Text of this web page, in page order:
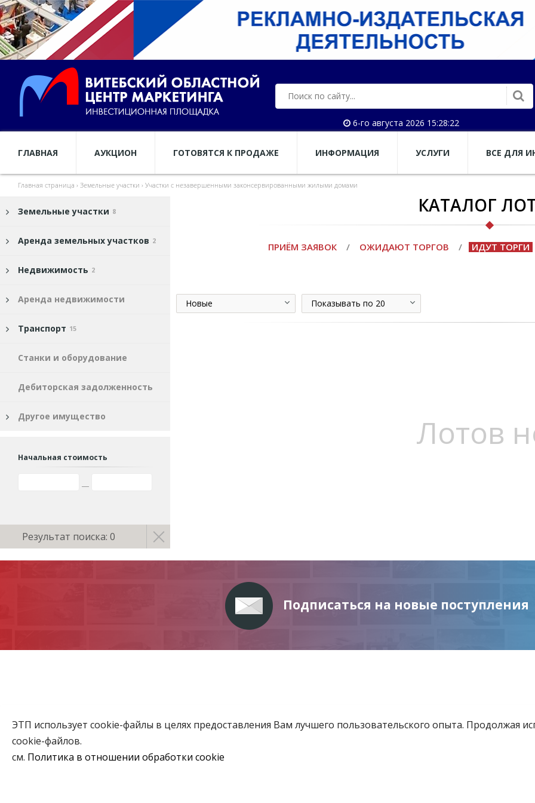
6-го августа 2026 15:28:22
ГЛАВНАЯ АУКЦИОН ГОТОВЯТСЯ К ПРОДАЖЕ ИНФОРМАЦИЯ УСЛУГИ ВСЕ ДЛЯ
Главная страница › Земельные участки › Участки с незавершенными законсервированными жилыми домами
Земельные участки 8
Аренда земельных участков 2
Недвижимость 2
Аренда недвижимости
Транспорт 15
Станки и оборудование
Дебиторская задолженность
Другое имущество
Начальная стоимость
Результат поиска: 0
КАТАЛОГ
ПРИЁМ ЗАЯВОК / ОЖИДАЮТ ТОРГОВ / ИДУТ ТОРГИ
Новые Показывать по 20
Лотов
Подписаться на новые поступления
ЭТП использует cookie-файлы в целях предоставления Вам лучшего пользовательского опыта. Продолжая
cookie-файлов.
см. Политика в отношении обработки cookie